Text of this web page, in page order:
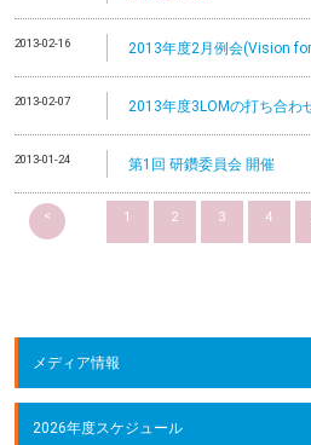
2013-02-16 2013年度2月例会(Vision
2013-02-07 2013年度3LOMの打ち合わ
2013-01-24 第1回 研鑽委員会 開催
< 1 2 3 4
メディア情報
2026年度スケジュール